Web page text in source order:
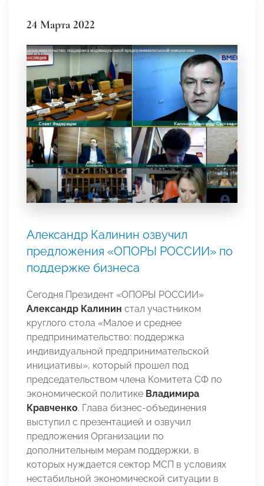
24 Марта 2022
Александр Калинин озвучил
предложения «ОПОРЫ РОССИИ» по
поддержке бизнеса
Сегодня Президент «ОПОРЫ РОССИИ»
Александр Калинин стал участником
круглого стола «Малое и среднее
предпринимательство: поддержка
индивидуальной предпринимательской
инициативы», который прошел под
председательством члена Комитета СФ по
экономической политике Владимира
Кравченко. Глава бизнес-объединения
выступил с презентацией и озвучил
предложения Организации по
дополнительным мерам поддержки, в
которых нуждается сектор МСП в условиях
нестабильной экономической ситуации в